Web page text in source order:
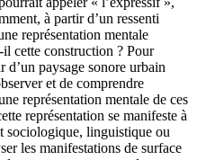
à partir d’un ressenti
représentation mentale
cette construction ? Pour
d’un paysage sonore urbain
et de comprendre
représentation mentale de ces
représentation se manifeste à
sociologique, linguistique ou
les manifestations de surface